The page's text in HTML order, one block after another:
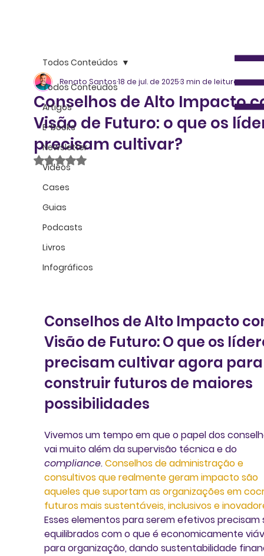
Todos Conteúdos
Artigos
E-books
Newsletter
Vídeos
Cases
Guias
Podcasts
Livros
Infográficos
Todos Conteúdos
Conselhos de Alto Impacto
Visão de Futuro: o que os
precisam cultivar?
Renato Santos18 de jul. de 20253 min de leitura
Avaliado com NaN de 5 estrelas.
Conselhos de Alto Impacto
Visão de Futuro: O que os
precisam cultivar agora
construir futuros de maiores
possibilidades
Vivemos um tempo em que o papel dos
vai muito além da supervisão técnica e do
compliance. Conselhos de administração e
consultivos que realmente geram impacto são
aqueles que suportam as organizações em
futuros mais sustentáveis, inclusivos e
Esses elementos para serem efetivos precisam
equilibrados com o que é economicamente
para organização, dando sustentabilidade